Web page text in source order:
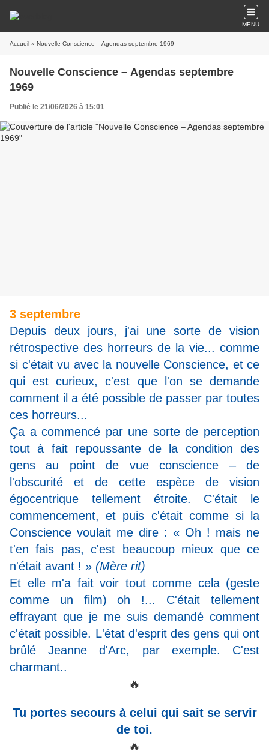
MENU
Accueil » Nouvelle Conscience – Agendas septembre 1969
Nouvelle Conscience – Agendas septembre
1969
Publié le 21/06/2026 à 15:01
3 septembre
Depuis deux jours, j'ai une sorte de vision
rétrospective des horreurs de la vie... comme
si c'était vu avec la nouvelle Conscience, et ce
qui est curieux, c'est que l'on se demande
comment il a été possible de passer par toutes
ces horreurs...
Ça a commencé par une sorte de perception
tout à fait repoussante de la condition des
gens au point de vue conscience – de
l'obscurité et de cette espèce de vision
égocentrique tellement étroite. C'était le
commencement, et puis c'était comme si la
Conscience voulait me dire : « Oh ! mais ne
t'en fais pas, c'est beaucoup mieux que ce
n'était avant ! » (Mère rit)
Et elle m'a fait voir tout comme cela (geste
comme un film) oh !... C'était tellement
effrayant que je me suis demandé comment
c'était possible. L'état d'esprit des gens qui ont
brûlé Jeanne d'Arc, par exemple. C'est
charmant..
🔥
Tu portes secours à celui qui sait se servir
de toi.
🔥